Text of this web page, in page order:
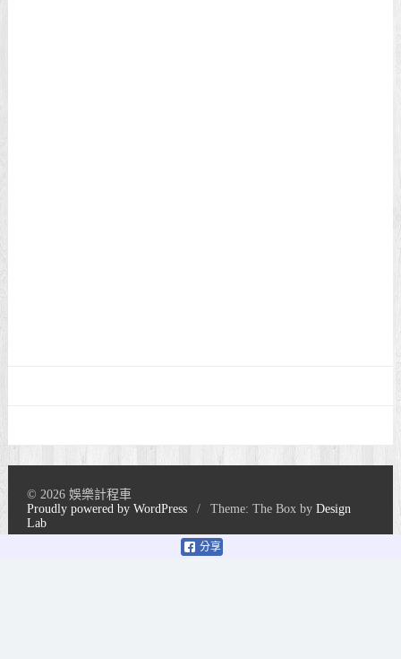
分享
© 2026 娛樂計程車
Proudly powered by WordPress
/ Theme: The Box byDesign
Lab